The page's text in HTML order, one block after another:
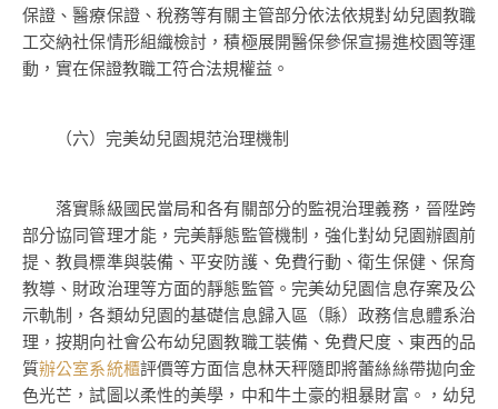
保證、醫療保證、稅務等有關主管部分依法依規對幼兒園教職
工交納社保情形組織檢討，積極展開醫保參保宣揚進校園等運
動，實在保證教職工符合法規權益。
（六）完美幼兒園規范治理機制
落實縣級國民當局和各有關部分的監視治理義務，晉陞跨
部分協同管理才能，完美靜態監管機制，強化對幼兒園辦園前
提、教員標準與裝備、平安防護、免費行動、衛生保健、保育
教導、財政治理等方面的靜態監管。完美幼兒園信息存案及公
示軌制，各類幼兒園的基礎信息歸入區（縣）政務信息體系治
理，按期向社會公布幼兒園教職工裝備、免費尺度、東西的品
質辦公室系統櫃評價等方面信息林天秤隨即將蕾絲絲帶拋向金
色光芒，試圖以柔性的美學，中和牛土豪的粗暴財富。，幼兒